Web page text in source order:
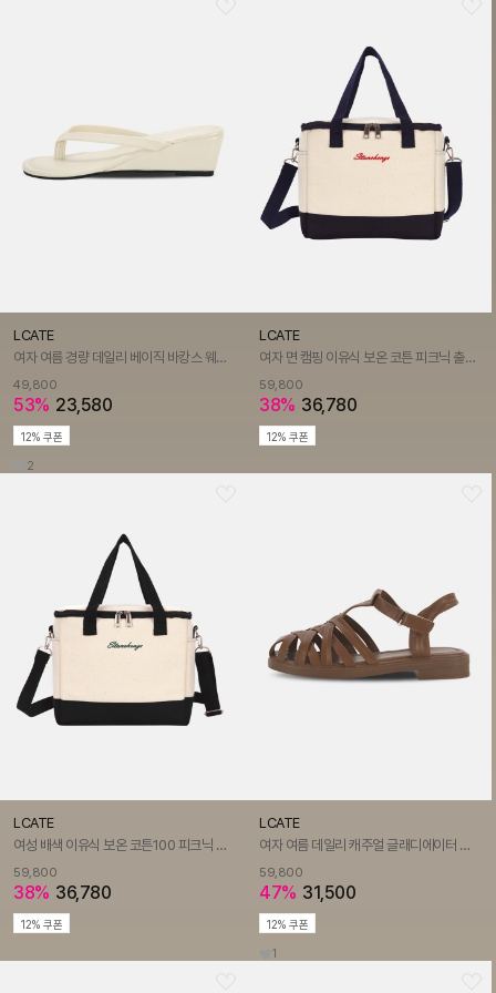
LCATE
여자 여름 경량 데일리 베이직 바캉스 웨지 통굽 뮬 쪼리 샌들 슬리퍼 LSS689
49,800
53% 23,580
12% 쿠폰
2
LCATE
여자 면 캠핑 이유식 보온 코튼 피크닉 출근도시락 여행 브런치 보냉백 LAJB026
59,800
38% 36,780
12% 쿠폰
LCATE
여성 배색 이유식 보온 코튼100 피크닉 출근도시락 여행 브런치 보냉백 LAJB026
59,800
38% 36,780
12% 쿠폰
LCATE
여자 여름 데일리 캐주얼 글래디에이터 버클 스트랩 플랫피셔맨 샌들 LSS702
59,800
47% 31,500
12% 쿠폰
1